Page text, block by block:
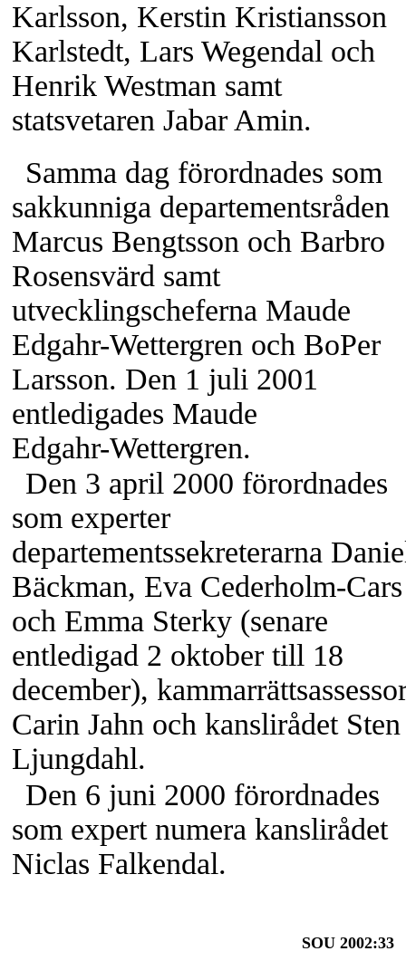
Karlsson, Kerstin Kristiansson
Karlstedt, Lars Wegendal och
Henrik Westman samt
statsvetaren Jabar Amin.
Samma dag förordnades som
sakkunniga departementsråden
Marcus Bengtsson och Barbro
Rosensvärd samt
utvecklingscheferna Maude
Edgahr-Wettergren och BoPer
Larsson. Den 1 juli 2001
entledigades Maude
Edgahr-Wettergren.
Den 3 april 2000 förordnades
som experter
departementssekreterarna
Bäckman, Eva Cederholm-Cars
och Emma Sterky (senare
entledigad 2 oktober till 18
december),
Carin Jahn och kanslirådet Sten
Ljungdahl.
Den 6 juni 2000 förordnades
som expert numera kanslirådet
Niclas Falkendal.
SOU 2002:33